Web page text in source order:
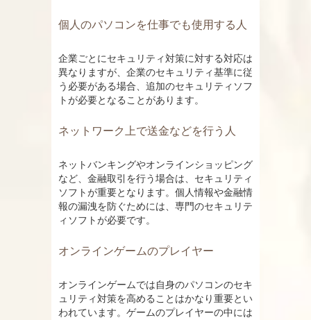
個人のパソコンを仕事でも使用する人
企業ごとにセキュリティ対策に対する対応は
異なりますが、企業のセキュリティ基準に従
う必要がある場合、追加のセキュリティソフ
トが必要となることがあります。
ネットワーク上で送金などを行う人
ネットバンキングやオンラインショッピング
など、金融取引を行う場合は、セキュリティ
ソフトが重要となります。個人情報や金融情
報の漏洩を防ぐためには、専門のセキュリテ
ィソフトが必要です。
オンラインゲームのプレイヤー
オンラインゲームでは自身のパソコンのセキ
ュリティ対策を高めることはかなり重要とい
われています。ゲームのプレイヤーの中には